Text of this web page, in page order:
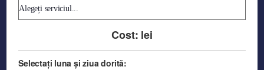
Cost: lei
Selectați luna și ziua dorită: